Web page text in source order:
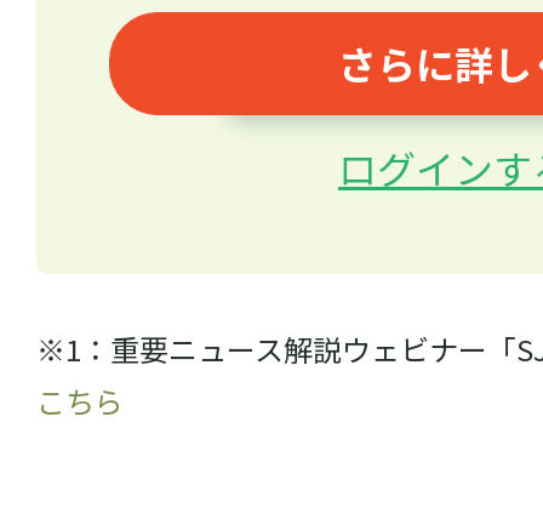
さらに詳
ログイン
※1：重要ニュース解説ウェビナー「
こちら